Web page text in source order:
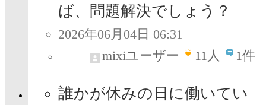
ば、問題解決でしょう？
2026年06月04日 06:31
mixiユーザー
11人 1件
誰かが休みの日に働いてい